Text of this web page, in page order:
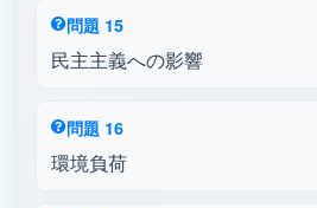
問題 15
民主主義への影響
問題 16
環境負荷